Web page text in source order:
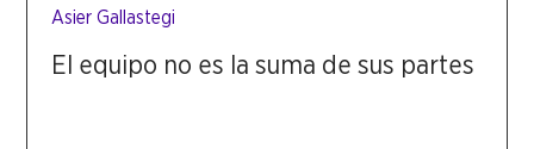
Asier Gallastegi
El equipo no es la suma de sus partes